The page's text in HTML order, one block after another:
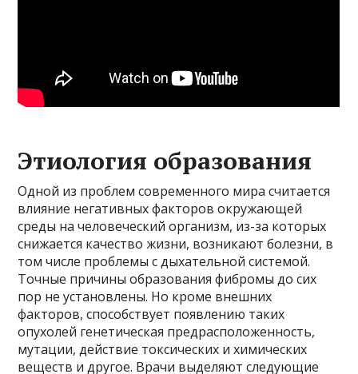
Этиология образования
Одной из проблем современного мира считается
влияние негативных факторов окружающей
среды на человеческий организм, из-за которых
снижается качество жизни, возникают болезни, в
том числе проблемы с дыхательной системой.
Точные причины образования фибромы до сих
пор не установлены. Но кроме внешних
факторов, способствует появлению таких
опухолей генетическая предрасположенность,
мутации, действие токсических и химических
веществ и другое. Врачи выделяют следующие